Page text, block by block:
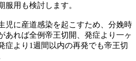
服用も検討します。
児に産道感染を起こすため、分娩時
あれば全例帝王切開、発症より一ヶ
症より1週間以内の再発でも帝王切